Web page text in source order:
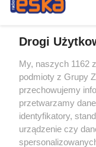
Żaden utwór
rozpowszechniany lub
tym także elektroniczny
eksploatacji w
bez pisemnej zgody
wykorzystanie utworów
bez właściwej zgody,
prawnie.
Drogi
My, naszych 1162
podmioty z Grupy
przechowujemy
przetwarzamy
identyfikatory,
urządzenie czy